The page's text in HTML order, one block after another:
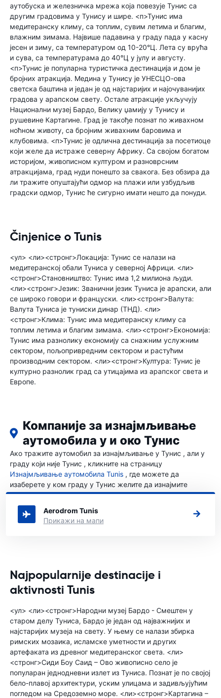
аутобуска и железничка мрежа која повезује Тунис са
другим градовима у Тунису и шире. <п>Тунис има
медитеранску климу, са топлим, сувим летима и благим,
влажним зимама. Највише падавина у граду пада у касну
јесен и зиму, са температуром од 10-20°Ц. Лета су врућа
и сува, са температурама до 40°Ц у јулу и августу.
<п>Тунис је популарна туристичка дестинација и дом је
бројних атракција. Медина у Тунису је УНЕСЦО-ова
светска баштина и један је од најстаријих и најочуванијих
градова у арапском свету. Остале атракције укључују
Национални музеј Бардо, Велику џамију у Тунису и
рушевине Картагине. Град је такође познат по живахном
ноћном животу, са бројним живахним баровима и
клубовима. <п>Тунис је одлична дестинација за посетиоце
који желе да истраже северну Африку. Са својом богатом
историјом, живописном културом и разноврсним
атракцијама, град нуди понешто за свакога. Без обзира да
ли тражите опуштајући одмор на плажи или узбудљив
градски одмор, Тунис ће сигурно имати нешто да понуди.
Činjenice o Tunis
<ул> <ли><стронг>Локација: Тунис се налази на
медитеранској обали Туниса у северној Африци. <ли>
<стронг>Становништво: Тунис има 1,2 милиона људи.
<ли><стронг>Језик: Званични језик Туниса је арапски, али
се широко говори и француски. <ли><стронг>Валута:
Валута Туниса је туниски динар (ТНД). <ли>
<стронг>Клима: Тунис има медитеранску климу са
топлим летима и благим зимама. <ли><стронг>Економија:
Тунис има разнолику економију са снажним услужним
сектором, пољопривредним сектором и растућим
производним сектором. <ли><стронг>Култура: Тунис је
културно разнолик град са утицајима из арапског света и
Европе.
Компаније за изнајмљивање
аутомобила у и око Тунис
Ако тражите аутомобил за изнајмљивање у Тунис , али у
граду који није Тунис , кликните на страницу
Изнајмљивање аутомобила Tunis , где можете да
изаберете у ком граду у Тунис желите да изнајмите
аутомобил.
Aerodrom Tunis
Прикажи на мапи
Najpopularnije destinacije i
aktivnosti Tunis
<ул> <ли><стронг>Народни музеј Бардо - Смештен у
старом делу Туниса, Бардо је један од најважнијих и
најстаријих музеја на свету. У њему се налази збирка
римских мозаика, исламске уметности и других
артефаката из древног медитеранског света. <ли>
<стронг>Сиди Боу Саид – Ово живописно село је
популаран једнодневни излет из Туниса. Познат је по својој
бело-плавој архитектури, уским улицама и задивљујућим
погледом на Средоземно море. <ли><стронг>Картагина –